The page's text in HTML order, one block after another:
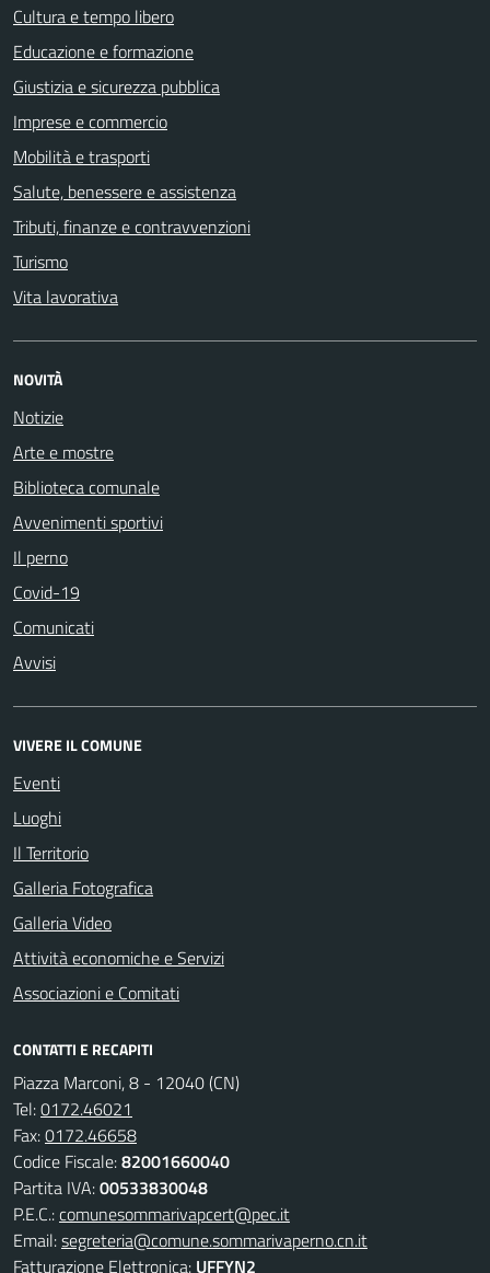
Cultura e tempo libero
Educazione e formazione
Giustizia e sicurezza pubblica
Imprese e commercio
Mobilità e trasporti
Salute, benessere e assistenza
Tributi, finanze e contravvenzioni
Turismo
Vita lavorativa
NOVITÀ
Notizie
Arte e mostre
Biblioteca comunale
Avvenimenti sportivi
Il perno
Covid-19
Comunicati
Avvisi
VIVERE IL COMUNE
Eventi
Luoghi
Il Territorio
Galleria Fotografica
Galleria Video
Attività economiche e Servizi
Associazioni e Comitati
CONTATTI E RECAPITI
Piazza Marconi, 8 - 12040 (CN)
Tel:0172.46021
Fax:0172.46658
Codice Fiscale:82001660040
Partita IVA:00533830048
P.E.C.:comunesommarivapcert@pec.it
Email:segreteria@comune.sommarivaperno.cn.it
Fatturazione Elettronica: UFFYN2